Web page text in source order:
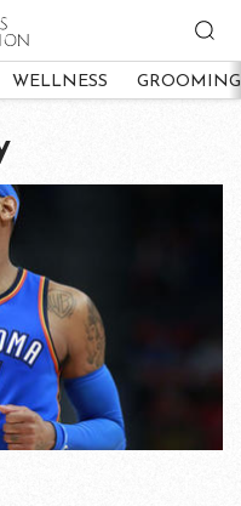
WELLNESS GROOMING